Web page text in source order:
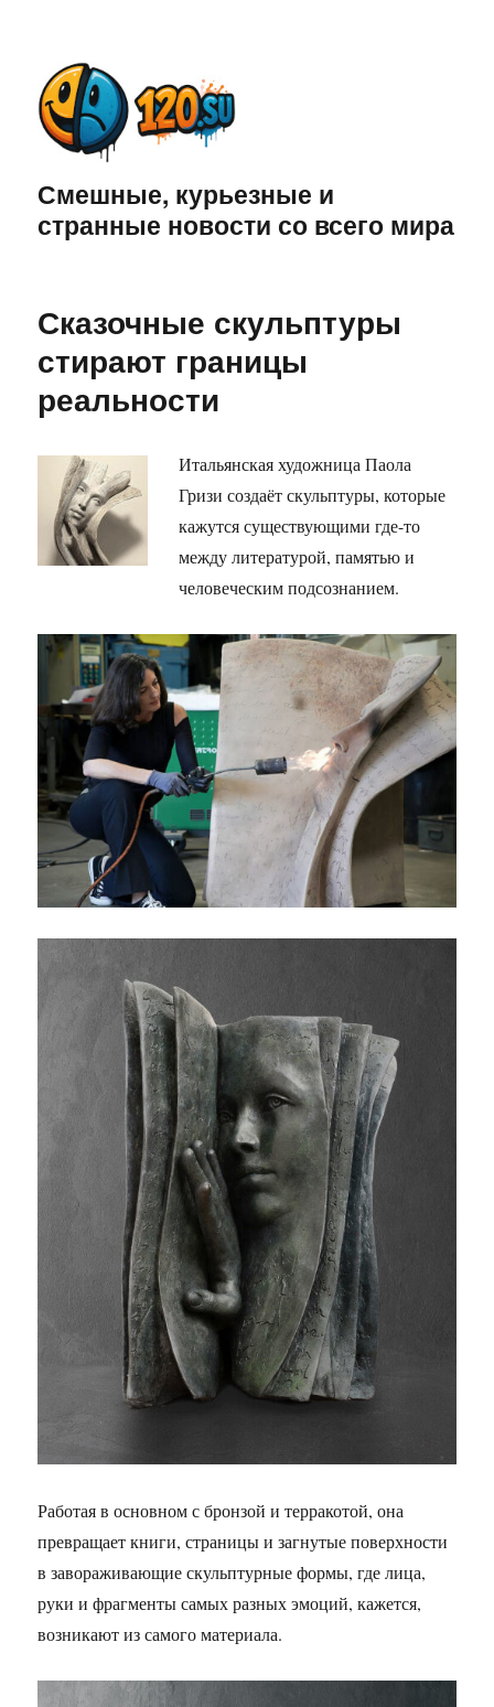
Смешные, курьезные и
странные новости со всего мира
Сказочные скульптуры
стирают границы
реальности
Итальянская художница Паола
Гризи создаёт скульптуры, которые
кажутся существующими где-то
между литературой, памятью и
человеческим подсознанием.
Работая в основном с бронзой и терракотой, она
превращает книги, страницы и загнутые поверхности
в завораживающие скульптурные формы, где лица,
руки и фрагменты самых разных эмоций, кажется,
возникают из самого материала.